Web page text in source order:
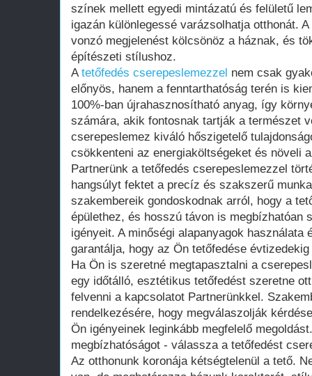
színek mellett egyedi mintázatú és felületű
igazán különlegessé varázsolhatja otthonát.
vonzó megjelenést kölcsönöz a háznak, és
építészeti stílushoz.
Atetőfedés cserepeslemezzel nem csak
előnyös, hanem a fenntarthatóság terén is
100%-ban újrahasznosítható anyag, így
számára, akik fontosnak tartják a természet
cserepeslemez kiváló hőszigetelő
csökkenteni az energiaköltségeket és növeli
Partnerünk a tetőfedés cserepeslemezzel
hangsúlyt fektet a precíz és szakszerű
szakembereik gondoskodnak arról, hogy a
épülethez, és hosszú távon is megbízhatóan
igényeit. A minőségi alapanyagok
garantálja, hogy az Ön tetőfedése
Ha Ön is szeretné megtapasztalni a
egy időtálló, esztétikus tetőfedést szeretne
felvenni a kapcsolatot Partnerünkkel.
rendelkezésére, hogy megválaszolják
Ön igényeinek leginkább megfelelő
megbízhatóságot - válassza a tetőfedést
Az otthonunk koronája kétségtelenül a tető.